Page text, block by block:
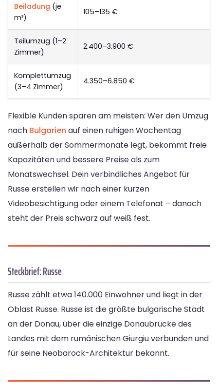
Beiladung (je
m³)
105–135 €
Teilumzug (1–2
Zimmer)
2.400–3.900 €
Komplettumzug
(3–4 Zimmer)
4.350–6.850 €
Flexible Kunden sparen am meisten: Wer den Umzug
nach Bulgarien auf einen ruhigen Wochentag
außerhalb der Sommermonate legt, bekommt freie
Kapazitäten und bessere Preise als zum
Monatswechsel. Dein verbindliches Angebot für
Russe erstellen wir nach einer kurzen
Videobesichtigung oder einem Telefonat – danach
steht der Preis schwarz auf weiß fest.
Steckbrief: Russe
Russe zählt etwa 140.000 Einwohner und liegt in der
Oblast Russe. Russe ist die größte bulgarische Stadt
an der Donau, über die einzige Donaubrücke des
Landes mit dem rumänischen Giurgiu verbunden und
für seine Neobarock-Architektur bekannt.